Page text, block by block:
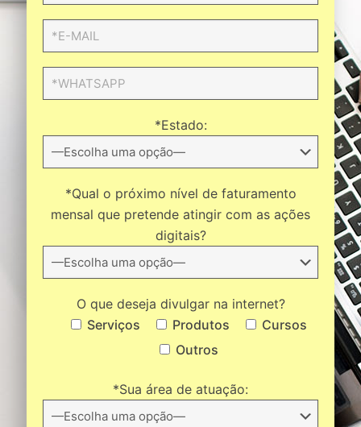
*Estado:
*Qual o próximo nível de faturamento
mensal que pretende atingir com as ações
digitais?
O que deseja divulgar na internet?
Serviços
Produtos
Cursos
Outros
*Sua área de atuação: